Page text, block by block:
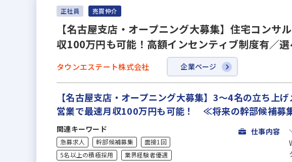
正社員 売買仲介
【名古屋支店・オープニング大募集】住宅コン
収100万円も可能！高額インセンティブ制度有／
タウンエステート株式会社 企業ページ
【名古屋支店・オープニング大募集】3～4名の立ち
営業で最速月収100万円も可能！ ≪将来の幹部候補募
関連キーワード
急募求人 幹部候補募集
面接1回
5名以上の積極採用
業界経験者優遇
仕事内容